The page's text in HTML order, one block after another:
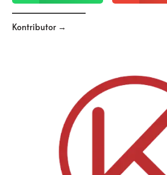
Kontributor →